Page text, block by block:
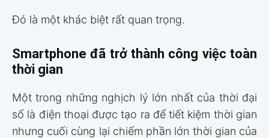
Đó là một khác biệt rất quan trọng.
Smartphone đã trở thành công việc toàn
thời gian
Một trong những nghịch lý lớn nhất của thời đại
số là điện thoại được tạo ra để tiết kiệm thời gian
nhưng cuối cùng lại chiếm phần lớn thời gian của